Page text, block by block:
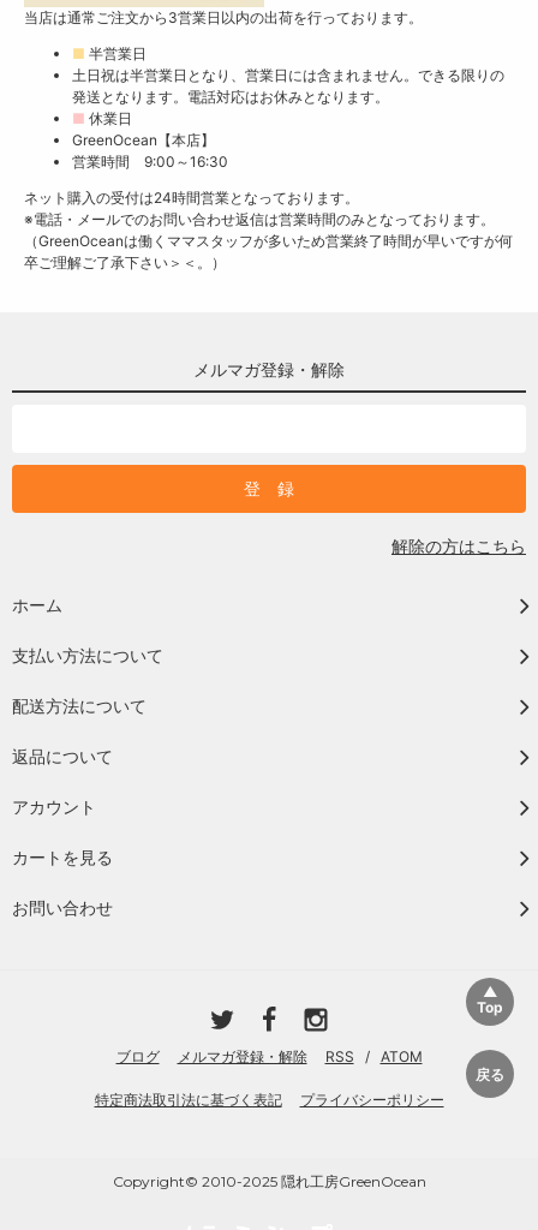
当店は通常ご注文から3営業日以内の出荷を行っております。
■ 半営業日
土日祝は半営業日となり、営業日には含まれません。できる限りの
発送となります。電話対応はお休みとなります。
■ 休業日
GreenOcean【本店】
営業時間 9:00～16:30
ネット購入の受付は24時間営業となっております。
※電話・メールでのお問い合わせ返信は営業時間のみとなっております。
（GreenOceanは働くママスタッフが多いため営業終了時間が早いですが何
卒ご理解ご了承下さい＞＜。）
メルマガ登録・解除
解除の方はこちら
ホーム
支払い方法について
配送方法について
返品について
アカウント
カートを見る
お問い合わせ
ブログ メルマガ登録・解除 RSS / ATOM
特定商法取引法に基づく表記 プライバシーポリシー
Copyright© 2010-2025 隠れ工房GreenOcean